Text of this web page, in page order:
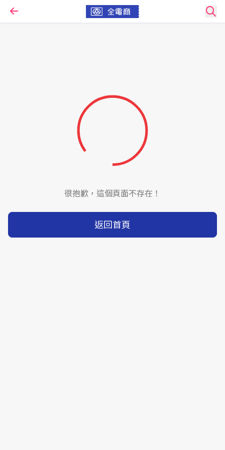
很抱歉，這個頁面不存在！
返回首頁